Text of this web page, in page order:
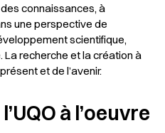
connaissances, à
une perspective de
scientifique,
La recherche et la création à
et de l’avenir.
à l’oeuvre